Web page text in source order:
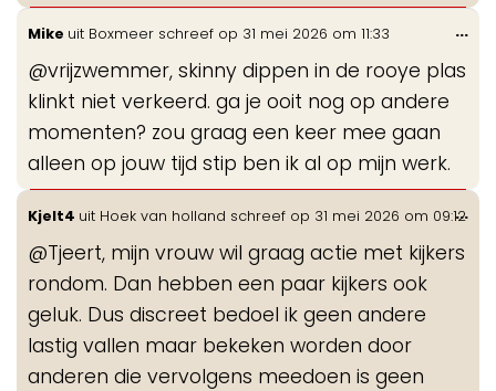
Mike uit Boxmeer schreef op 31 mei 2026 om 11:33
@vrijzwemmer, skinny dippen in de rooye plas
klinkt niet verkeerd. ga je ooit nog op andere
momenten? zou graag een keer mee gaan
alleen op jouw tijd stip ben ik al op mijn werk.
...
Kjelt4 uit Hoek van holland schreef op 31 mei 2026 om 09:12
@Tjeert, mijn vrouw wil graag actie met kijkers
rondom. Dan hebben een paar kijkers ook
geluk. Dus discreet bedoel ik geen andere
lastig vallen maar bekeken worden door
anderen die vervolgens meedoen is geen
...